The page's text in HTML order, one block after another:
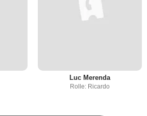
Luc Merenda
Rolle: Ricardo